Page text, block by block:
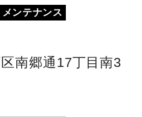
メンテナンス
南郷通17丁目南3